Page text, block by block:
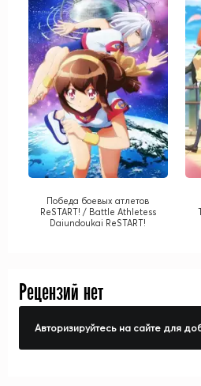
Победа боевых атлетов
ReSTART! / Battle Athletess
Daiundoukai ReSTART!
Рецензий нет
Авторизируйтесь на сайте для